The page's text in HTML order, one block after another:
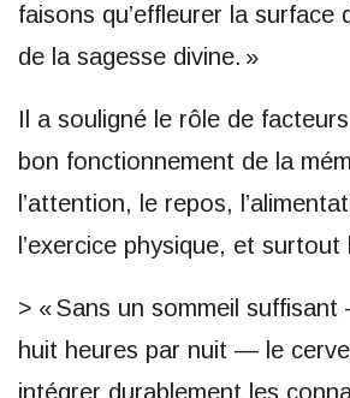
faisons qu’effleurer la surface
de la sagesse divine. »
Il a souligné le rôle de
bon fonctionnement de la
l’attention, le repos,
l’exercice physique, et surtout
> « Sans un sommeil
huit heures par nuit — le
intégrer durablement les